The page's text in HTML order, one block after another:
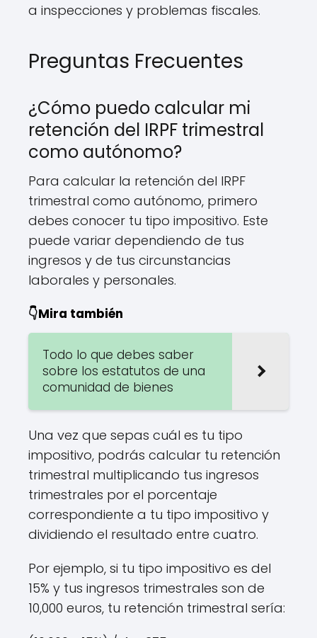
a inspecciones y problemas fiscales.
Preguntas Frecuentes
¿Cómo puedo calcular mi
retención del IRPF trimestral
como autónomo?
Para calcular la retención del IRPF
trimestral como autónomo, primero
debes conocer tu tipo impositivo. Este
puede variar dependiendo de tus
ingresos y de tus circunstancias
laborales y personales.
👇Mira también
Todo lo que debes saber
sobre los estatutos de una
comunidad de bienes
Una vez que sepas cuál es tu tipo
impositivo, podrás calcular tu retención
trimestral multiplicando tus ingresos
trimestrales por el porcentaje
correspondiente a tu tipo impositivo y
dividiendo el resultado entre cuatro.
Por ejemplo, si tu tipo impositivo es del
15% y tus ingresos trimestrales son de
10,000 euros, tu retención trimestral sería: